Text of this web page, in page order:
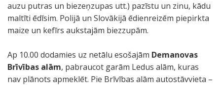
auzu putras un biezeņzupas utt.) pazīstu un zinu, kādu
maltīti ēdīsim. Polijā un Slovākijā ēdienreizēm piepirkta
maize un kefīrs aukstajām biezzupām.
Ap 10.00 dodamies uz netālu esošajām Demanovas
Brīvības alām, pabraucot garām Ledus alām, kuras
nav plānots apmeklēt. Pie Brīvības alām autostāvvieta –